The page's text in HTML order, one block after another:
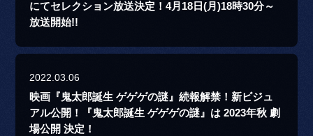
にてセレクション放送決定！4月18日(月)18時30分～
放送開始!!
2022.03.06
映画『鬼太郎誕生 ゲゲゲの謎』続報解禁！新ビジュ
アル公開！『鬼太郎誕生 ゲゲゲの謎』は 2023年秋 劇
場公開 決定！